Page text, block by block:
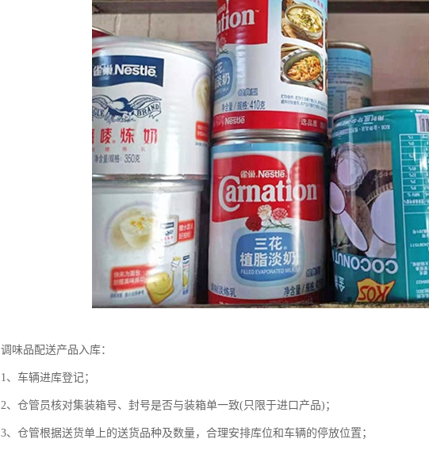
调味品配送产品入库：
1、车辆进库登记；
2、仓管员核对集装箱号、封号是否与装箱单一致(只限于进口产品)；
3、仓管根据送货单上的送货品种及数量，合理安排库位和车辆的停放位置；